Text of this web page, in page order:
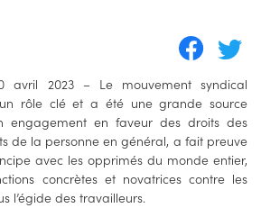
avril 2023 – Le mouvement syndical
rôle clé et a été une grande source
engagement en faveur des droits des
de la personne en général, a fait preuve
avec les opprimés du monde entier,
concrètes et novatrices contre les
l’égide des travailleurs.